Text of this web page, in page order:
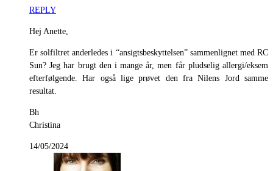
REPLY
Hej Anette,
Er solfiltret anderledes i “ansigtsbeskyttelsen” sammenlignet med RC
Sun? Jeg har brugt den i mange år, men får pludselig allergi/eksem
efterfølgende. Har også lige prøvet den fra Nilens Jord samme
resultat.
Bh
Christina
14/05/2024